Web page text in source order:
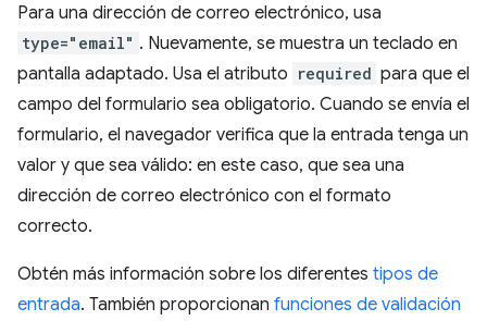
Para una dirección de correo electrónico, usa
type="email" . Nuevamente, se muestra un teclado en
pantalla adaptado. Usa el atributo required para que el
campo del formulario sea obligatorio. Cuando se envía el
formulario, el navegador verifica que la entrada tenga un
valor y que sea válido: en este caso, que sea una
dirección de correo electrónico con el formato
correcto.
Obtén más información sobre los diferentes tipos de
entrada. También proporcionan funciones de validación